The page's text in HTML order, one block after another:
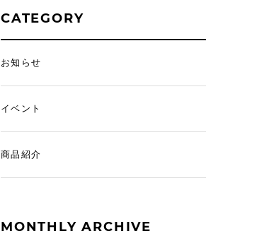
CATEGORY
お知らせ
イベント
商品紹介
MONTHLY ARCHIVE